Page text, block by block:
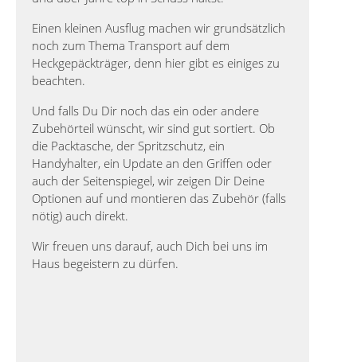
Einen kleinen Ausflug machen wir grundsätzlich
noch zum Thema Transport auf dem
Heckgepäckträger, denn hier gibt es einiges zu
beachten.
Und falls Du Dir noch das ein oder andere
Zubehörteil wünscht, wir sind gut sortiert. Ob
die Packtasche, der Spritzschutz, ein
Handyhalter, ein Update an den Griffen oder
auch der Seitenspiegel, wir zeigen Dir Deine
Optionen auf und montieren das Zubehör (falls
nötig) auch direkt.
Wir freuen uns darauf, auch Dich bei uns im
Haus begeistern zu dürfen.